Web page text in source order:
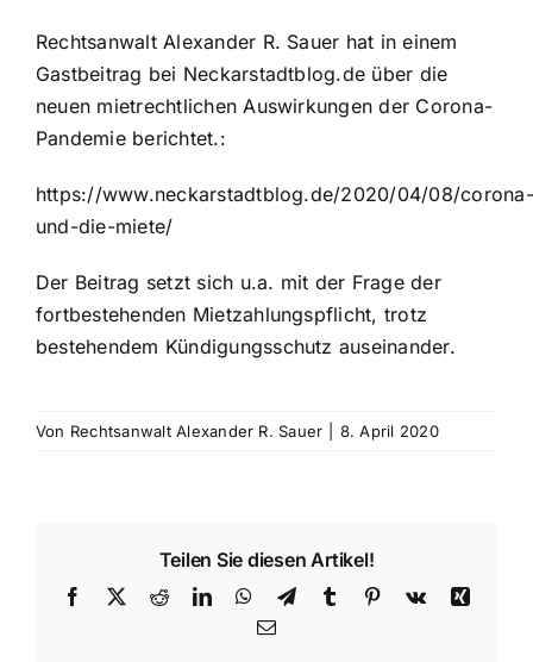
Rechtsanwalt Alexander R. Sauer hat in einem
Gastbeitrag bei Neckarstadtblog.de über die
neuen mietrechtlichen Auswirkungen der Corona-
Pandemie berichtet.:
https://www.neckarstadtblog.de/2020/04/08/corona-
und-die-miete/
Der Beitrag setzt sich u.a. mit der Frage der
fortbestehenden Mietzahlungspflicht, trotz
bestehendem Kündigungsschutz auseinander.
Von Rechtsanwalt Alexander R. Sauer 8. April 2020
Teilen Sie diesen Artikel!
Facebook
X RedditLinkedInWhatsApp
TelegramTumblr Pinterest
Vk
Xing
E-